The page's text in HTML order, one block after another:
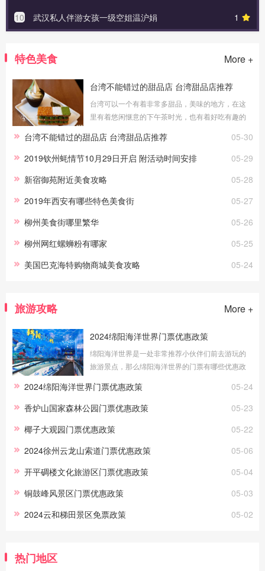
1
10 武汉私人伴游女孩一级空姐温沪娟
特色美食 More +
台湾不能错过的甜品店 台湾甜品店推荐
台湾可以一个有着非常多甜品，美味的地方，在这
里有着悠闲惬意的下午茶时光，也有着好吃有趣的
的舒适自在更是不错。想要去台湾旅游的
05-30
台湾不能错过的甜品店 台湾甜品店推荐
05-29
2019钦州蚝情节10月29日开启 附活动时间安排
05-28
新宿御苑附近美食攻略
05-27
2019年西安有哪些特色美食街
05-26
柳州美食街哪里繁华
05-25
柳州网红螺蛳粉有哪家
05-24
美国巴克海特购物商城美食攻略
旅游攻略 More +
2024绵阳海洋世界门票优惠政策
绵阳海洋世界是一处非常推荐小伙伴们前去游玩的
旅游景点，那么绵阳海洋世界的门票有哪些优惠政
起来看看吧！1、免费政策儿童：身高1米(
05-24
2024绵阳海洋世界门票优惠政策
05-23
香炉山国家森林公园门票优惠政策
05-22
椰子大观园门票优惠政策
05-06
2024徐州云龙山索道门票优惠政策
05-04
开平碉楼文化旅游区门票优惠政策
05-03
铜鼓峰风景区门票优惠政策
05-02
2024云和梯田景区免票政策
热门地区